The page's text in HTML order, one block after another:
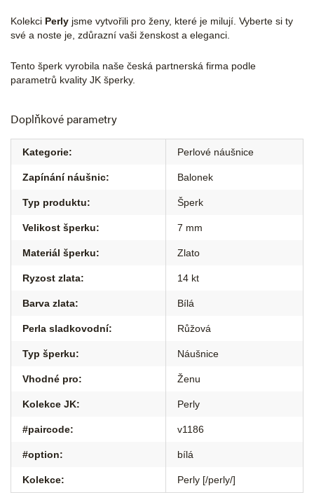
Kolekci Perly jsme vytvořili pro ženy, které je milují. Vyberte si ty
své a noste je, zdůrazní vaši ženskost a eleganci.
Tento šperk vyrobila naše česká partnerská firma podle
parametrů kvality JK šperky.
Doplňkové parametry
Kategorie: Perlové náušnice
Zapínání náušnic: Balonek
Typ produktu: Šperk
Velikost šperku: 7 mm
Materiál šperku: Zlato
Ryzost zlata: 14 kt
Barva zlata: Bílá
Perla sladkovodní: Růžová
Typ šperku: Náušnice
Vhodné pro: Ženu
Kolekce JK: Perly
#paircode: v1186
#option: bílá
Kolekce: Perly [/perly/]